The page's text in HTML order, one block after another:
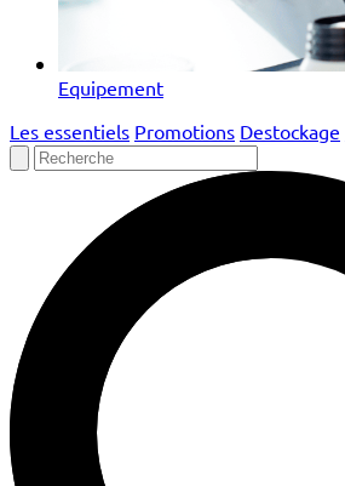
Equipement
Les essentiels Promotions Destockage